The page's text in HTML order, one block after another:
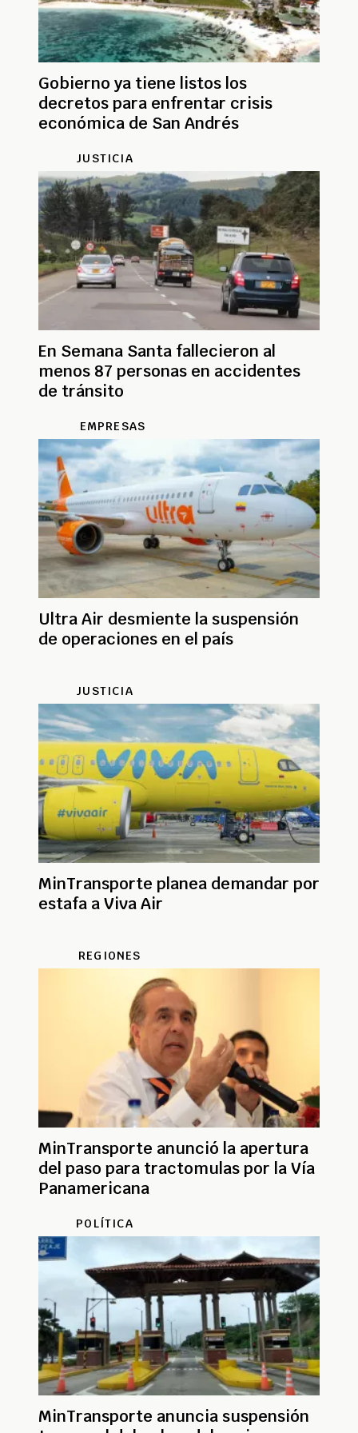
Gobierno ya tiene listos los
decretos para enfrentar crisis
económica de San Andrés
JUSTICIA
En Semana Santa fallecieron al
menos 87 personas en accidentes
de tránsito
EMPRESAS
Ultra Air desmiente la suspensión
de operaciones en el país
JUSTICIA
MinTransporte planea demandar por
estafa a Viva Air
REGIONES
MinTransporte anunció la apertura
del paso para tractomulas por la Vía
Panamericana
POLÍTICA
MinTransporte anuncia suspensión